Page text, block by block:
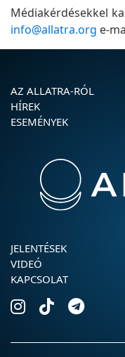
Médiakérdésekkel
info@allatra.org e-
AZ ALLATRA-RÓL
HÍREK
ESEMÉNYEK
JELENTÉSEK
VIDEÓ
KAPCSOLAT